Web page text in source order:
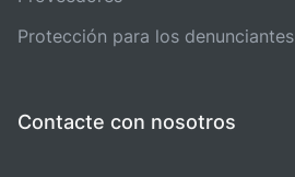
Protección para los denunciantes
Contacte con nosotros